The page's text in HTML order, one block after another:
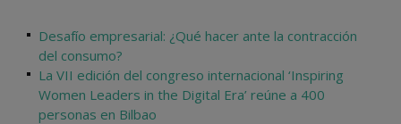
Desafío empresarial: ¿Qué hacer ante la contracción
del consumo?
La VII edición del congreso internacional ‘Inspiring
Women Leaders in the Digital Era’ reúne a 400
personas en Bilbao